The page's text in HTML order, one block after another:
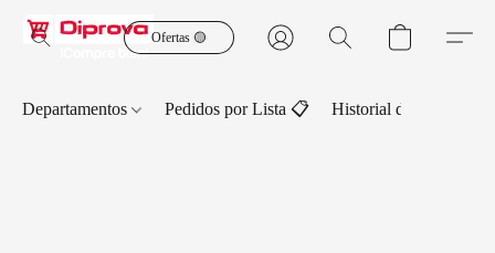
Ofertas 🟡
Departamentos Pedidos por Lista 📋 Historial de Pedidos